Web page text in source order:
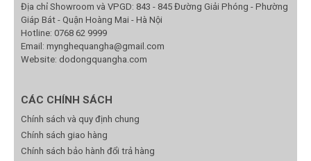
Địa chỉ Showroom và VPGD: 843 - 845 Đường Giải Phóng - Phường
Giáp Bát - Quận Hoàng Mai - Hà Nội
Hotline: 0768 62 9999
Email: mynghequangha@gmail.com
Website: dodongquangha.com
CÁC CHÍNH SÁCH
Chính sách và quy định chung
Chính sách giao hàng
Chính sách bảo hành đổi trả hàng